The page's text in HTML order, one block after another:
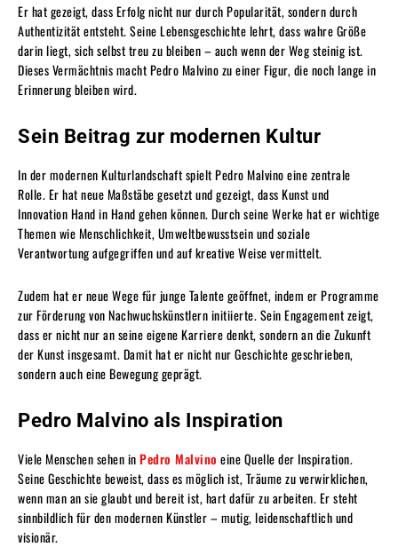
Er hat gezeigt, dass Erfolg nicht nur durch Popularität, sondern durch
Authentizität entsteht. Seine Lebensgeschichte lehrt, dass wahre Größe
darin liegt, sich selbst treu zu bleiben – auch wenn der Weg steinig ist.
Dieses Vermächtnis macht Pedro Malvino zu einer Figur, die noch lange in
Erinnerung bleiben wird.
Sein Beitrag zur modernen Kultur
In der modernen Kulturlandschaft spielt Pedro Malvino eine zentrale
Rolle. Er hat neue Maßstäbe gesetzt und gezeigt, dass Kunst und
Innovation Hand in Hand gehen können. Durch seine Werke hat er wichtige
Themen wie Menschlichkeit, Umweltbewusstsein und soziale
Verantwortung aufgegriffen und auf kreative Weise vermittelt.
Zudem hat er neue Wege für junge Talente geöffnet, indem er Programme
zur Förderung von Nachwuchskünstlern initiierte. Sein Engagement zeigt,
dass er nicht nur an seine eigene Karriere denkt, sondern an die Zukunft
der Kunst insgesamt. Damit hat er nicht nur Geschichte geschrieben,
sondern auch eine Bewegung geprägt.
Pedro Malvino als Inspiration
Viele Menschen sehen inPedro Malvino eine Quelle der Inspiration.
Seine Geschichte beweist, dass es möglich ist, Träume zu verwirklichen,
wenn man an sie glaubt und bereit ist, hart dafür zu arbeiten. Er steht
sinnbildlich für den modernen Künstler – mutig, leidenschaftlich und
visionär.